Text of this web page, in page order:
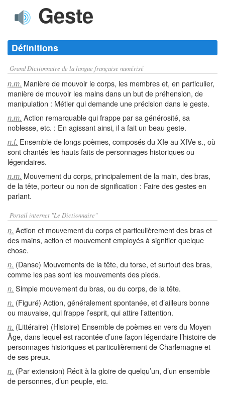
Geste
Définitions
Grand Dictionnaire de la langue française numérisé
n.m. Manière de mouvoir le corps, les membres et, en particulier,
manière de mouvoir les mains dans un but de préhension, de
manipulation : Métier qui demande une précision dans le geste.
n.m. Action remarquable qui frappe par sa générosité, sa
noblesse, etc. : En agissant ainsi, il a fait un beau geste.
n.f. Ensemble de longs poèmes, composés du XIe au XIVe s., où
sont chantés les hauts faits de personnages historiques ou
légendaires.
n.m. Mouvement du corps, principalement de la main, des bras,
de la tête, porteur ou non de signification : Faire des gestes en
parlant.
Portail internet "Le Dictionnaire"
n. Action et mouvement du corps et particulièrement des bras et
des mains, action et mouvement employés à signifier quelque
chose.
n. (Danse) Mouvements de la tête, du torse, et surtout des bras,
comme les pas sont les mouvements des pieds.
n. Simple mouvement du bras, ou du corps, de la tête.
n. (Figuré) Action, généralement spontanée, et d’ailleurs bonne
ou mauvaise, qui frappe l’esprit, qui attire l’attention.
n. (Littéraire) (Histoire) Ensemble de poèmes en vers du Moyen
Âge, dans lequel est racontée d’une façon légendaire l’histoire de
personnages historiques et particulièrement de Charlemagne et
de ses preux.
n. (Par extension) Récit à la gloire de quelqu’un, d’un ensemble
de personnes, d’un peuple, etc.